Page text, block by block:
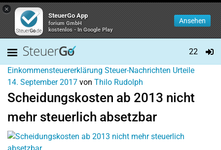
×
SteuerGo App
forium GmbH
kostenlos - In Google Play
Ansehen
22
Einkommensteuererklärung Steuer-Nachrichten Urteile
14. September 2017 von Thilo Rudolph
Scheidungskosten ab 2013 nicht
mehr steuerlich absetzbar